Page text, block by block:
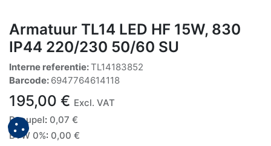
Armatuur TL14 LED HF 15W, 830
IP44 220/230 50/60 SU
Interne referentie:TL14183852
Barcode: 6947764614118
195,00 € Excl. VAT
Recupel: 0,07 €
BTW 0%: 0,00 €